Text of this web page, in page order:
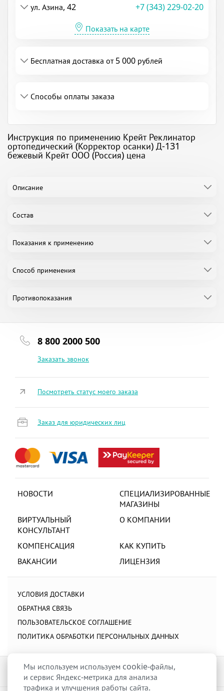
ул. Азина, 42
+7 (343) 229-02-20
Показать на карте
Бесплатная доставка от 5 000 рублей
Способы оплаты заказа
Инструкция по применению Крейт Реклинатор
ортопедический (Корректор осанки) Д-131
бежевый Крейт ООО (Россия) цена
Описание
Состав
Показания к применению
Способ применения
Противопоказания
8 800 2000 500
Заказать звонок
НОВОСТИ
СПЕЦИАЛИЗИРОВАННЫЕ
МАГАЗИНЫ
ВИРТУАЛЬНЫЙ
КОНСУЛЬТАНТ
О КОМПАНИИ
КОМПЕНСАЦИЯ
КАК КУПИТЬ
ВАКАНСИИ
ЛИЦЕНЗИЯ
УСЛОВИЯ ДОСТАВКИ
ОБРАТНАЯ СВЯЗЬ
ПОЛЬЗОВАТЕЛЬСКОЕ СОГЛАШЕНИЕ
ПОЛИТИКА ОБРАБОТКИ ПЕРСОНАЛЬНЫХ ДАННЫХ
Посмотреть статус моего заказа
Заказ для юридических лиц
Мы используем используем cookie-файлы,
и сервис Яндекс-метрика для анализа
трафика и улучшения работы сайта.